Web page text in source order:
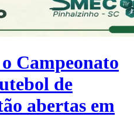
Campeonato
de
abertas em